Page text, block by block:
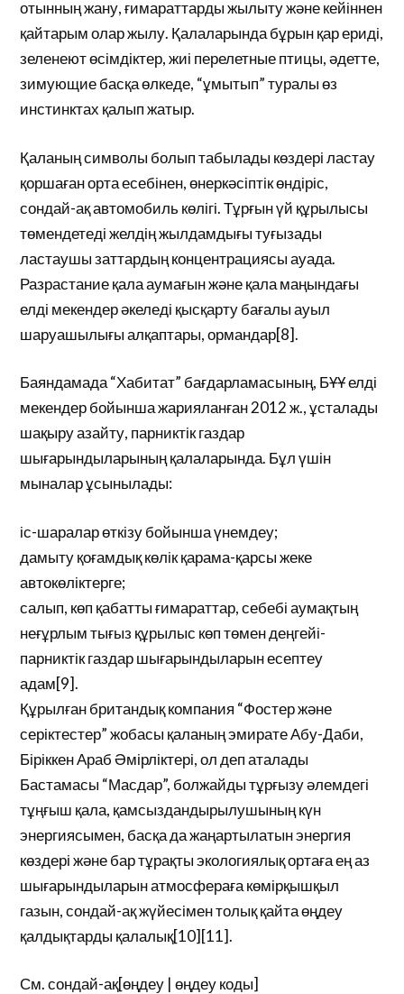
отынның жану, ғимараттарды жылыту және кейіннен
қайтарым олар жылу. Қалаларында бұрын қар ериді,
зеленеют өсімдіктер, жиі перелетные птицы, әдетте,
зимующие басқа өлкеде, “ұмытып” туралы өз
инстинктах қалып жатыр.
Қаланың символы болып табылады көздері ластау
қоршаған орта есебінен, өнеркәсіптік өндіріс,
сондай-ақ автомобиль көлігі. Тұрғын үй құрылысы
төмендетеді желдің жылдамдығы туғызады
ластаушы заттардың концентрациясы ауада.
Разрастание қала аумағын және қала маңындағы
елді мекендер әкеледі қысқарту бағалы ауыл
шаруашылығы алқаптары, ормандар[8].
Баяндамада “Хабитат” бағдарламасының, БҰҰ елді
мекендер бойынша жарияланған 2012 ж., ұсталады
шақыру азайту, парниктік газдар
шығарындыларының қалаларында. Бұл үшін
мыналар ұсынылады:
іс-шаралар өткізу бойынша үнемдеу;
дамыту қоғамдық көлік қарама-қарсы жеке
автокөліктерге;
салып, көп қабатты ғимараттар, себебі аумақтың
неғұрлым тығыз құрылыс көп төмен деңгейі-
парниктік газдар шығарындыларын есептеу
адам[9].
Құрылған британдық компания “Фостер және
серіктестер” жобасы қаланың эмирате Абу-Даби,
Біріккен Араб Әмірліктері, ол деп аталады
Бастамасы “Масдар”, болжайды тұрғызу әлемдегі
тұңғыш қала, қамсыздандырылушының күн
энергиясымен, басқа да жаңартылатын энергия
көздері және бар тұрақты экологиялық ортаға ең аз
шығарындыларын атмосфераға көмірқышқыл
газын, сондай-ақ жүйесімен толық қайта өңдеу
қалдықтарды қалалық[10][11].
См. сондай-ақ[өңдеу | өңдеу коды]